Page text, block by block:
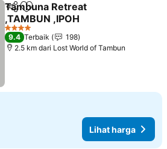
KongsiTambah ke favorit
Tambuna Retreat
,TAMBUN ,IPOH
Lihat harga
4 Bintang
9.4 Terbaik
198
2.5 km dari Lost World of Tambun
Lihat harga